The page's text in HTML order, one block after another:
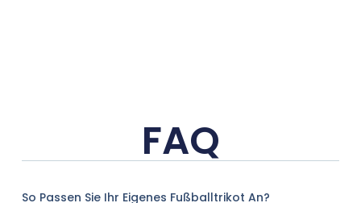
FAQ
So Passen Sie Ihr Eigenes Fußballtrikot An?